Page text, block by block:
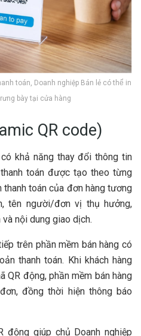
toán, Doanh nghiệp Bán lẻ có thể in
bày tại cửa hàng
QR code)
khả năng thay đổi thông tin
toán được tạo theo từng
toán của đơn hàng tương
tên người/đơn vị thụ hưởng,
nội dung giao dịch.
trên phần mềm bán hàng có
thanh toán. Khi khách hàng
QR động, phần mềm bán hàng
đồng thời hiện thông báo
động giúp chủ Doanh nghiệp